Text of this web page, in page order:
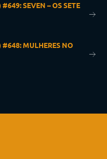
SEVEN – OS SETE
MULHERES NO